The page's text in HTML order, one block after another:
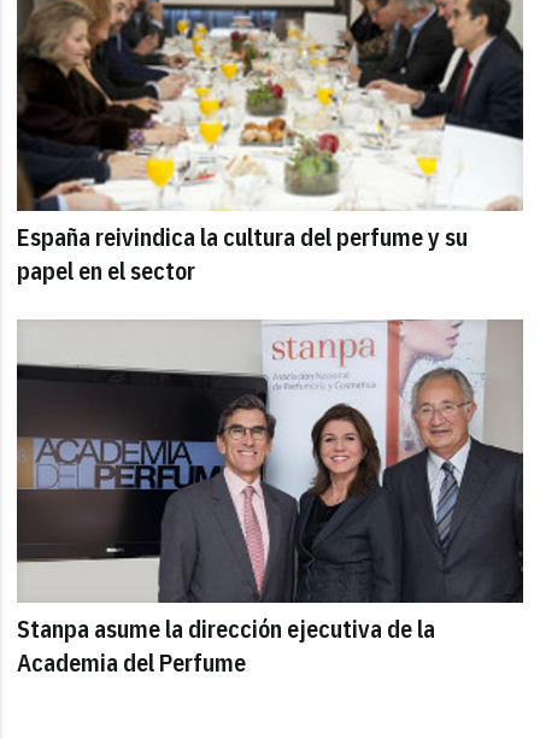
España reivindica la cultura del perfume y su
papel en el sector
Stanpa asume la dirección ejecutiva de la
Academia del Perfume